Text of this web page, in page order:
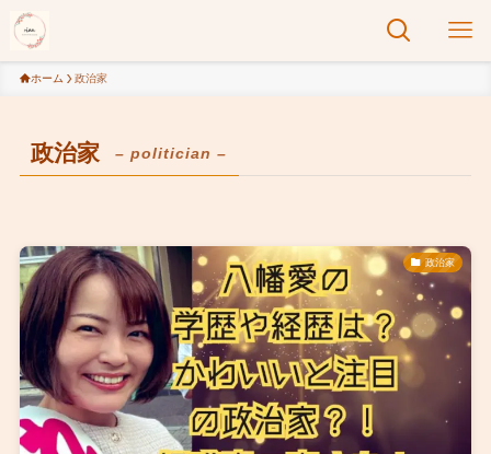
ホーム 政治家
政治家 – politician –
政治家